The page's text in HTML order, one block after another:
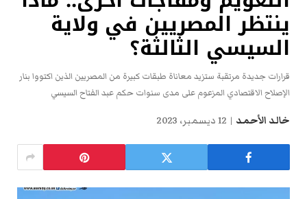
ينتظر المصريين في ولاية
السيسي الثالثة؟
قرارات جديدة مرتقبة ستزيد معاناة طبقات كبيرة من المصريين الذين اكتووا بنار
الإصلاح الاقتصادي المزعوم على مدى سنوات حكم عبد الفتاح السيسي
خالد الأحمد 12 ديسمبر، 2023